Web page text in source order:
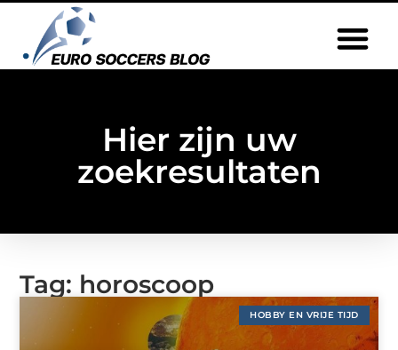
Hier zijn uw
zoekresultaten
Tag: horoscoop
HOBBY EN VRIJE TIJD